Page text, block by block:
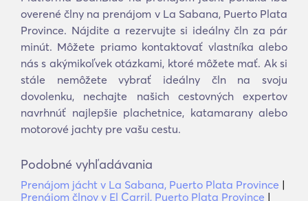
overené člny na prenájom v La Sabana, Puerto Plata
Province. Nájdite a rezervujte si ideálny čln za pár
minút. Môžete priamo kontaktovať vlastníka alebo
nás s akýmikoľvek otázkami, ktoré môžete mať. Ak si
stále nemôžete vybrať ideálny čln na svoju
dovolenku, nechajte našich cestovných expertov
navrhnúť najlepšie plachetnice, katamarany alebo
motorové jachty pre vašu cestu.
Podobné vyhľadávania
Prenájom jácht v La Sabana, Puerto Plata Province |
Prenájom člnov v El Carril, Puerto Plata Province |